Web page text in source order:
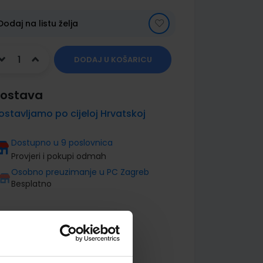
na listu želja
DODAJ U KOŠARICU
po cijeloj Hrvatskoj
Dostupno u 9 poslovnica
Provjeri i pokupi odmah
Osobno preuzimanje u PC Zagreb
Besplatno